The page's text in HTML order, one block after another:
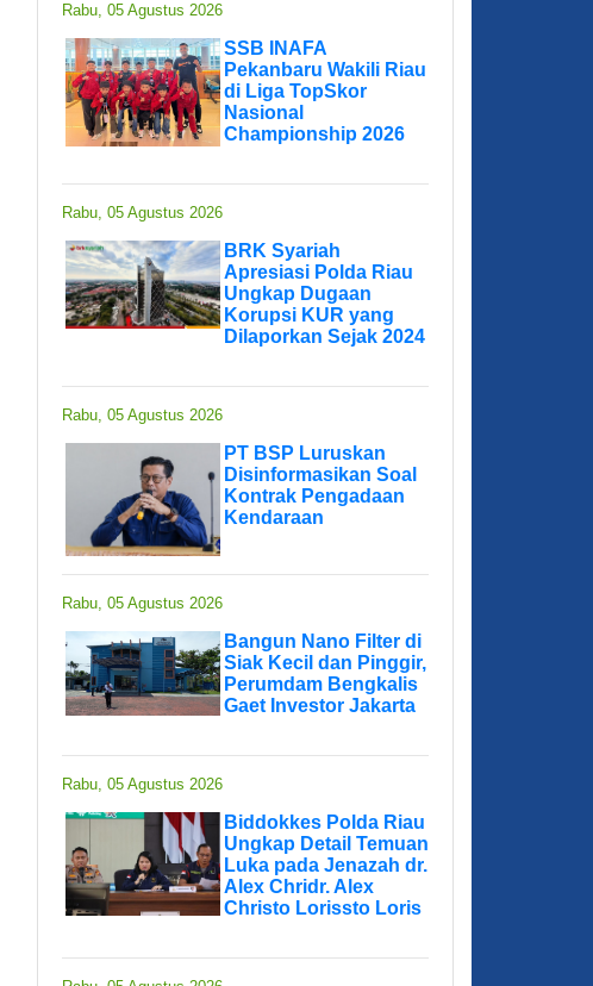
Rabu, 05 Agustus 2026
SSB INAFA
Pekanbaru Wakili Riau
di Liga TopSkor
Nasional
Championship 2026
Rabu, 05 Agustus 2026
BRK Syariah
Apresiasi Polda Riau
Ungkap Dugaan
Korupsi KUR yang
Dilaporkan Sejak 2024
Rabu, 05 Agustus 2026
PT BSP Luruskan
Disinformasikan Soal
Kontrak Pengadaan
Kendaraan
Rabu, 05 Agustus 2026
Bangun Nano Filter di
Siak Kecil dan Pinggir,
Perumdam Bengkalis
Gaet Investor Jakarta
Rabu, 05 Agustus 2026
Biddokkes Polda Riau
Ungkap Detail Temuan
Luka pada Jenazah dr.
Alex Chridr. Alex
Christo Lorissto Loris